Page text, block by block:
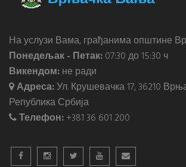
На услузи Вама, грађанима општине
Понедељак - Петак:07:30 до 15:30 ч
Викендом:не ради
Адреса:Ул. Крушевачка 17, 36210
Република Србија
Телефон:+381 36 601 200